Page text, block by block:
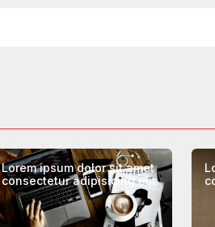
Lorem ipsum dolor sit amet
consectetur adipisicing elit